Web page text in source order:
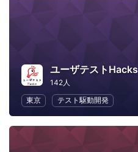
ユーザテストHacks
142人
東京
テスト駆動開発